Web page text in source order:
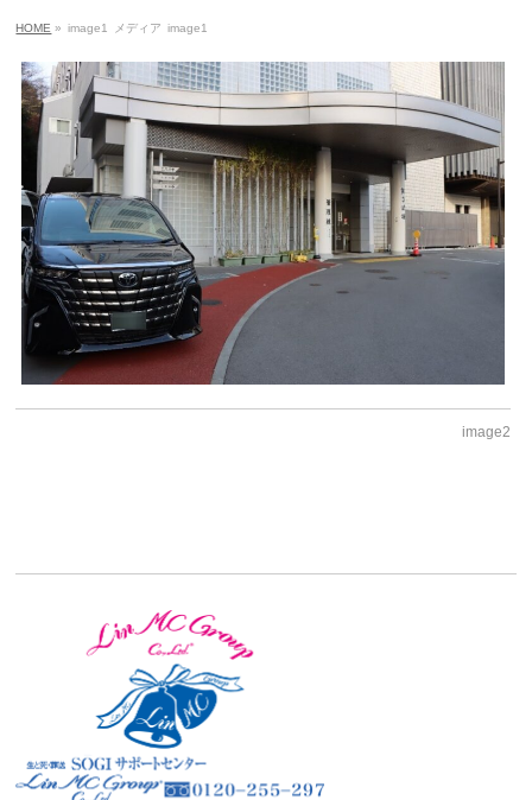
HOME » image1 メディア image1
image2